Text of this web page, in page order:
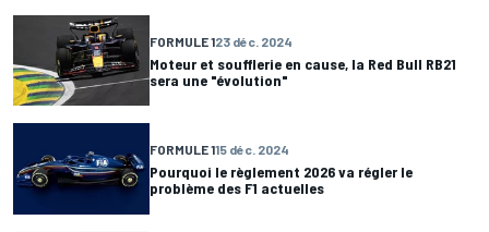
FORMULE 123 déc. 2024
Moteur et soufflerie en cause, la Red Bull RB21
sera une "évolution"
FORMULE 115 déc. 2024
Pourquoi le règlement 2026 va régler le
problème des F1 actuelles